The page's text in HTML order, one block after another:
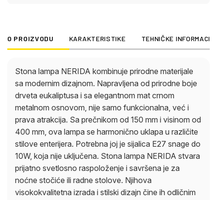
O PROIZVODU KARAKTERISTIKE TEHNIČKE
Stona lampa NERIDA kombinuje prirodne materijale
sa modernim dizajnom. Napravljena od prirodne boje
drveta eukaliptusa i sa elegantnom mat crnom
metalnom osnovom, nije samo funkcionalna, već i
prava atrakcija. Sa prečnikom od 150 mm i visinom od
400 mm, ova lampa se harmonično uklapa u različite
stilove enterijera. Potrebna joj je sijalica E27 snage do
10W, koja nije uključena. Stona lampa NERIDA stvara
prijatno svetlosno raspoloženje i savršena je za
noćne stočiće ili radne stolove. Njihova
visokokvalitetna izrada i stilski dizajn čine ih odličnim